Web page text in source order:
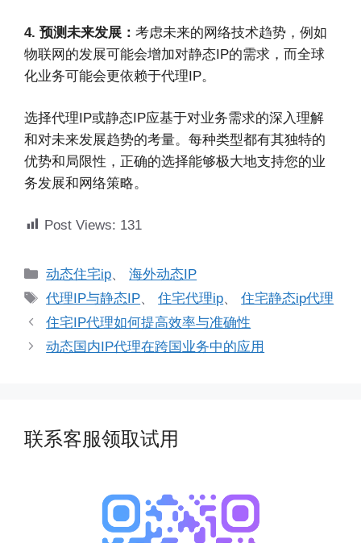
4. 预测未来发展： 考虑未来的网络技术趋势，例如
物联网的发展可能会增加对静态IP的需求，而全球
化业务可能会更依赖于代理IP。
选择代理IP或静态IP应基于对业务需求的深入理解
和对未来发展趋势的考量。每种类型都有其独特的
优势和局限性，正确的选择能够极大地支持您的业
务发展和网络策略。
Post Views: 131
分
类
动态住宅ip、海外动态IP
标
签
代理IP与静态IP、住宅代理ip、住宅静态ip代理
住宅IP代理如何提高效率与准确性
动态国内IP代理在跨国业务中的应用
联系客服领取试用